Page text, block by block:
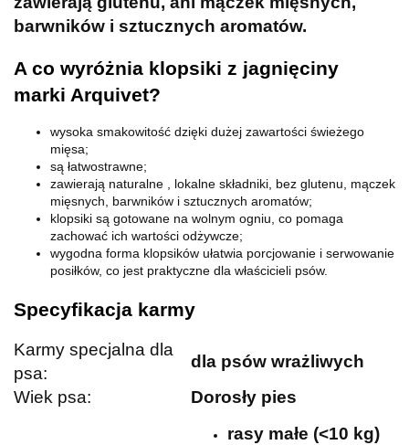
barwników i sztucznych aromatów.
A co wyróżnia klopsiki z jagnięciny
marki Arquivet?
wysoka smakowitość dzięki dużej zawartości świeżego
mięsa;
są łatwostrawne;
zawierają naturalne , lokalne składniki, bez glutenu, mączek
mięsnych, barwników i sztucznych aromatów;
klopsiki są gotowane na wolnym ogniu, co pomaga
zachować ich wartości odżywcze;
wygodna forma klopsików ułatwia porcjowanie i serwowanie
posiłków, co jest praktyczne dla właścicieli psów.
Specyfikacja karmy
Karmy specjalna dla
psa:
dla psów wrażliwych
Wiek psa:
Dorosły pies
rasy małe (<10 kg)